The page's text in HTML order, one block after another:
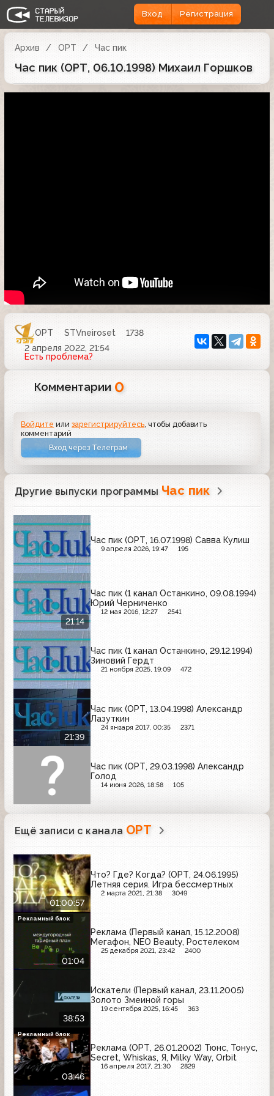
Вход Регистрация
Архив ОРТ Час пик
Час пик (ОРТ, 06.10.1998) Михаил Горшков
ОРТ STVneiroset
1738
2 апреля 2022, 21:54
Есть проблема?
Комментарии 0
Войдите илизарегистрируйтесь , чтобы добавить
комментарий
Вход через Телеграм
Другие выпуски программы Час пик
Час пик (ОРТ, 16.07.1998) Савва Кулиш
9 апреля 2026, 19:47 195
21:14
Час пик (1 канал Останкино, 09.08.1994)
Юрий Черниченко
12 мая 2016, 12:27 2541
Час пик (1 канал Останкино, 29.12.1994)
Зиновий Гердт
21 ноября 2025, 19:09 472
21:39
Час пик (ОРТ, 13.04.1998) Александр
Лазуткин
24 января 2017, 00:35 2371
Час пик (ОРТ, 29.03.1998) Александр
Голод
14 июня 2026, 18:58 105
Ещё записи с канала ОРТ
01:00:57
Что? Где? Когда? (ОРТ, 24.06.1995)
Летняя серия. Игра бессмертных
2 марта 2021, 21:38 3049
01:04
Реклама (Первый канал, 15.12.2008)
Мегафон, NEO Beauty, Ростелеком
25 декабря 2021, 23:42 2400
Рекламный блок
38:53
Искатели (Первый канал, 23.11.2005)
Золото Змеиной горы
19 сентября 2025, 16:45 363
03:46
Реклама (ОРТ, 26.01.2002) Тюнс, Тонус,
Secret, Whiskas, Я, Milky Way, Orbit
16 апреля 2017, 21:30 2829
Рекламный блок